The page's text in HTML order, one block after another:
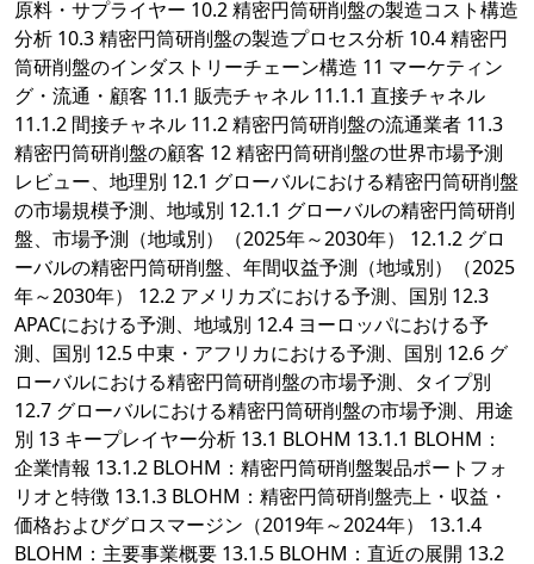
原料・サプライヤー 10.2 精密円筒研削盤の製造コスト構造
分析 10.3 精密円筒研削盤の製造プロセス分析 10.4 精密円
筒研削盤のインダストリーチェーン構造 11 マーケティン
グ・流通・顧客 11.1 販売チャネル 11.1.1 直接チャネル
11.1.2 間接チャネル 11.2 精密円筒研削盤の流通業者 11.3
精密円筒研削盤の顧客 12 精密円筒研削盤の世界市場予測
レビュー、地理別 12.1 グローバルにおける精密円筒研削盤
の市場規模予測、地域別 12.1.1 グローバルの精密円筒研削
盤、市場予測（地域別）（2025年～2030年） 12.1.2 グロ
ーバルの精密円筒研削盤、年間収益予測（地域別）（2025
年～2030年） 12.2 アメリカズにおける予測、国別 12.3
APACにおける予測、地域別 12.4 ヨーロッパにおける予
測、国別 12.5 中東・アフリカにおける予測、国別 12.6 グ
ローバルにおける精密円筒研削盤の市場予測、タイプ別
12.7 グローバルにおける精密円筒研削盤の市場予測、用途
別 13 キープレイヤー分析 13.1 BLOHM 13.1.1 BLOHM：
企業情報 13.1.2 BLOHM：精密円筒研削盤製品ポートフォ
リオと特徴 13.1.3 BLOHM：精密円筒研削盤売上・収益・
価格およびグロスマージン（2019年～2024年） 13.1.4
BLOHM：主要事業概要 13.1.5 BLOHM：直近の展開 13.2